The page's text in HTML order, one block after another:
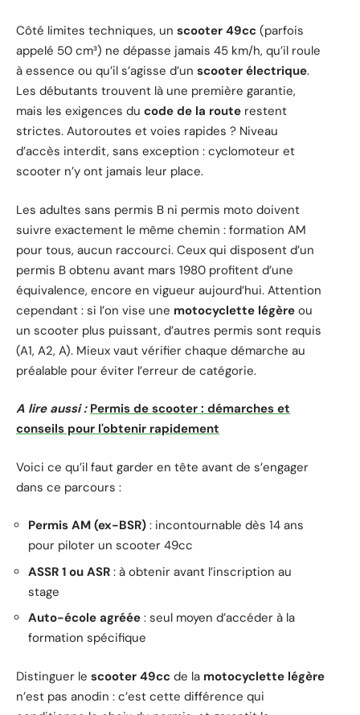
Côté limites techniques, un scooter 49cc (parfois
appelé 50 cm³) ne dépasse jamais 45 km/h, qu’il roule
à essence ou qu’il s’agisse d’un scooter électrique.
Les débutants trouvent là une première garantie,
mais les exigences du code de la route restent
strictes. Autoroutes et voies rapides ? Niveau
d’accès interdit, sans exception : cyclomoteur et
scooter n’y ont jamais leur place.
Les adultes sans permis B ni permis moto doivent
suivre exactement le même chemin : formation AM
pour tous, aucun raccourci. Ceux qui disposent d’un
permis B obtenu avant mars 1980 profitent d’une
équivalence, encore en vigueur aujourd’hui. Attention
cependant : si l’on vise une motocyclette légère ou
un scooter plus puissant, d’autres permis sont requis
(A1, A2, A). Mieux vaut vérifier chaque démarche au
préalable pour éviter l’erreur de catégorie.
A lire aussi : Permis de scooter : démarches et
conseils pour l'obtenir rapidement
Voici ce qu’il faut garder en tête avant de s’engager
dans ce parcours :
Permis AM (ex-BSR) : incontournable dès 14 ans
pour piloter un scooter 49cc
ASSR 1 ou ASR : à obtenir avant l’inscription au
stage
Auto-école agréée : seul moyen d’accéder à la
formation spécifique
Distinguer le scooter 49cc de la motocyclette légère
n’est pas anodin : c’est cette différence qui